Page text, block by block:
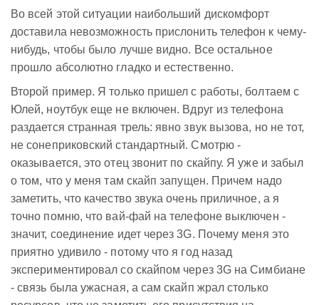
Во всей этой ситуации наибольший дискомфорт
доставила невозможность прислонить телефон к чему-
нибудь, чтобы было лучше видно. Все остальное
прошло абсолютно гладко и естественно.
Второй пример. Я только пришел с работы, болтаем с
Юлей, ноутбук еще не включен. Вдруг из телефона
раздается странная трель: явно звук вызова, но не тот,
не сонеприковский стандартный. Смотрю -
оказывается, это отец звонит по скайпу. Я уже и забыл
о том, что у меня там скайп запущен. Причем надо
заметить, что качество звука очень приличное, а я
точно помню, что вай-фай на телефоне выключен -
значит, соединение идет через 3G. Почему меня это
приятно удивило - потому что я год назад
экспериментировал со скайпом через 3G на Симбиане
- связь была ужасная, а сам скайп жрал столько